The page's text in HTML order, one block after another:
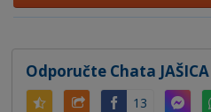
Odporučte Chata
13